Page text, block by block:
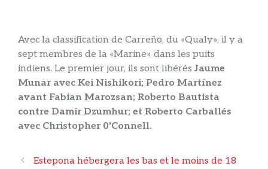
Avec la classification de Carreño, du «Qualy», il y a
sept membres de la «Marine» dans les puits
indiens. Le premier jour, ils sont libérésJaume
Munar avec Kei Nishikori; Pedro Martínez
avant Fabian Marozsan; Roberto Bautista
contre Damir Dzumhur; et Roberto Carballés
avec Christopher 0'Connell.
Navigation
Estepona hébergera les bas et le moins de 18